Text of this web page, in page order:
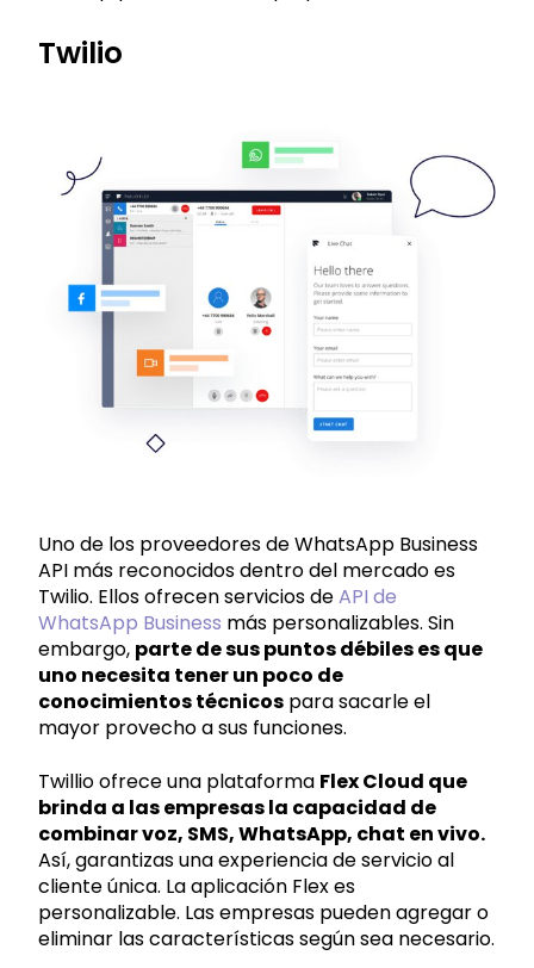
Twilio
Uno de los proveedores de WhatsApp Business
API más reconocidos dentro del mercado es
Twilio. Ellos ofrecen servicios deAPI de
WhatsApp Business más personalizables. Sin
embargo, parte de sus puntos débiles es que
uno necesita tener un poco de
conocimientos técnicos para sacarle el
mayor provecho a sus funciones.
Twillio ofrece una plataforma Flex Cloud que
brinda a las empresas la capacidad de
combinar voz, SMS, WhatsApp, chat en vivo.
Así, garantizas una experiencia de servicio al
cliente única. La aplicación Flex es
personalizable. Las empresas pueden agregar o
eliminar las características según sea necesario.